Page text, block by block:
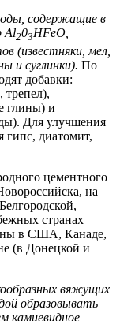
содержащие в
Al203HFeO,
(известняки, мел,
и суглинки). По
добав­ки:
трепел),
глины) и
Для улучшения
гипс, диа­томит,
цементного
на
странах
в США, Канаде,
(в Донецкой и
вяжущих
образовывать
камиевидное